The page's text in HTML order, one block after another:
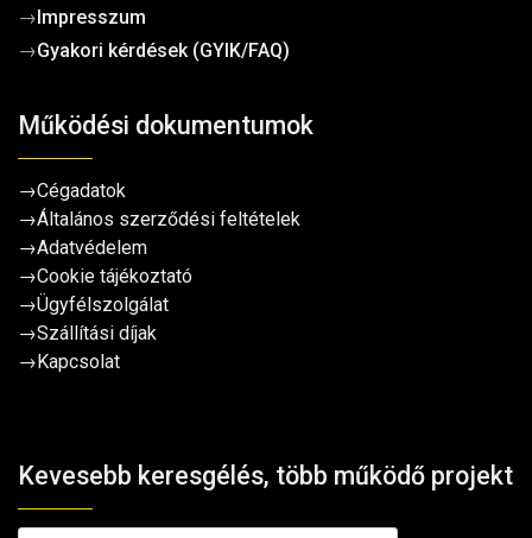
→Impresszum
→Gyakori kérdések (GYIK/FAQ)
Működési dokumentumok
→Cégadatok
→Általános szerződési feltételek
→Adatvédelem
→Cookie tájékoztató
→Ügyfélszolgálat
→Szállítási díjak
→Kapcsolat
Kevesebb keresgélés, több működő projekt